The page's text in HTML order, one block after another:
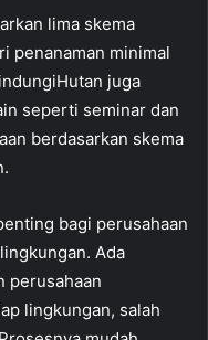
lima skema
penanaman minimal
juga
seperti seminar dan
berdasarkan skema
bagi perusahaan
Ada
perusahaan
lingkungan, salah